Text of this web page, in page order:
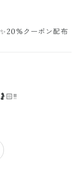
クーポン配布